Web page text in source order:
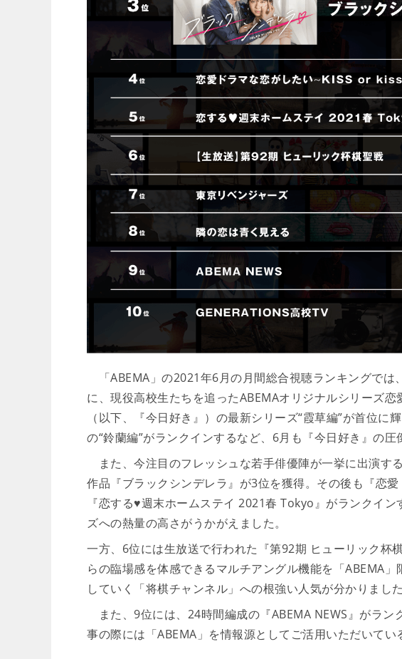
「ABEMA」の2021年6月の月間総合視聴ランキングでは
に、現役高校生たちを追ったABEMAオリジナルシリーズ恋
（以下、『今日好き』）の最新シリーズ“霞草編”が首位に
の“鈴蘭編”がランクインするなど、6月も『今日好き』の圧
また、今注目のフレッシュな若手俳優陣が一挙に出演す
作品『ブラックシンデレラ』が3位を獲得。その後も『恋
『恋する♥週末ホームステイ 2021春 Tokyo』がランクイ
ズへの熱量の高さがうかがえました。
一方、6位には生放送で行われた『第92期 ヒューリック杯
らの臨場感を体感できるマルチアングル機能を「ABEMA
していく「将棋チャンネル」への根強い人気が分かりました
また、9位には、24時間編成の『ABEMA NEWS』がラン
事の際には「ABEMA」を情報源としてご活用いただいてい